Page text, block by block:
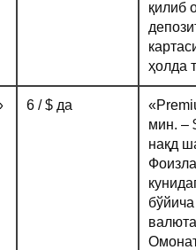
қилиб
ҳолда
6 / $ да
мин. –
нақд